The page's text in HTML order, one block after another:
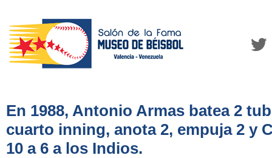
En 1988, Antonio Armas batea 2
cuarto inning, anota 2, empuja 2 y
10 a 6 a los Indios.